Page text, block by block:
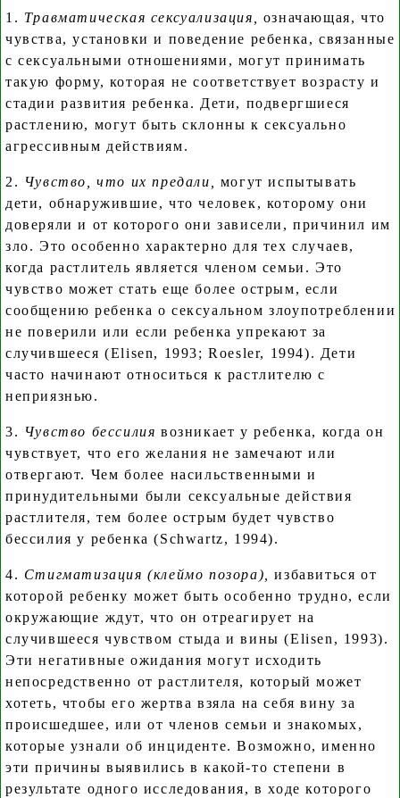
1. Травматическая сексуализация, означающая, что
чувства, установки и поведение ребенка, связанные
с сексуальными отношениями, могут принимать
такую форму, которая не соответствует возрасту и
стадии развития ребенка. Дети, подвергшиеся
растлению, могут быть склонны к сексуально
агрессивным действиям.
2. Чувство, что их предали, могут испытывать
дети, обнаружившие, что человек, которому они
доверяли и от которого они зависели, причинил им
зло. Это особенно характерно для тех случаев,
когда растлитель является членом семьи. Это
чувство может стать еще более острым, если
сообщению ребенка о сексуальном злоупотреблении
не поверили или если ребенка упрекают за
случившееся (Elisen, 1993; Roesler, 1994). Дети
часто начинают относиться к растлителю с
неприязнью.
3. Чувство бессилиявозникает у ребенка, когда он
чувствует, что его желания не замечают или
отвергают. Чем более насильственными и
принудительными были сексуальные действия
растлителя, тем более острым будет чувство
бессилия у ребенка (Schwartz, 1994).
4. Стигматизация (клеймо позора),избавиться от
которой ребенку может быть особенно трудно, если
окружающие ждут, что он отреагирует на
случившееся чувством стыда и вины (Elisen, 1993).
Эти негативные ожидания могут исходить
непосредственно от растлителя, который может
хотеть, чтобы его жертва взяла на себя вину за
происшедшее, или от членов семьи и знакомых,
которые узнали об инциденте. Возможно, именно
эти причины выявились в какой-то степени в
результате одного исследования, в ходе которого